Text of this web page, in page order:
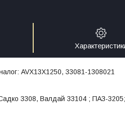
AVX13X1250, 33081-1308021
3308, Валдай 33104 ; ПАЗ-